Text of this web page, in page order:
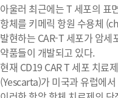
아울러 최근에는 T 세포의 표
항체를 키메릭 항원 수용체
발현하는 CAR-T 세포가 암세
약품들이 개발되고 있다.
현재 CD19 CAR T 세포 치
(Yescarta)가 미국과 유럽에